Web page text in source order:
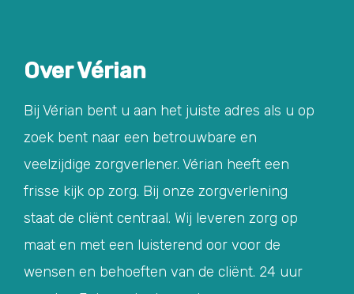
Over Vérian
Bij Vérian bent u aan het juiste adres als u op
zoek bent naar een betrouwbare en
veelzijdige zorgverlener. Vérian heeft een
frisse kijk op zorg. Bij onze zorgverlening
staat de cliënt centraal. Wij leveren zorg op
maat en met een luisterend oor voor de
wensen en behoeften van de cliënt. 24 uur